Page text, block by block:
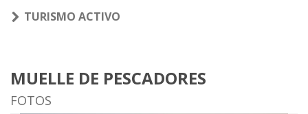
TURISMO ACTIVO
MUELLE DE PESCADORES
FOTOS